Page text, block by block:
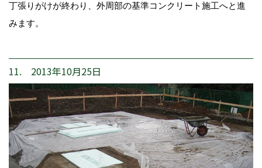
丁張りがけが終わり、外周部の基準コンクリート施工へと進
みます。
11. 2013年10月25日